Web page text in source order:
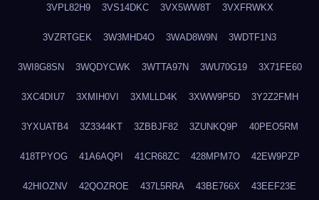
3VPL82H9 3VS14DKC 3VX5WW8T 3VXFRWKX
3VZRTGEK 3W3MHD4O 3WAD8W9N 3WDTF1N3
3WI8G8SN 3WQDYCWK 3WTTA97N 3WU70G19 3X71FE60
3XC4DIU7 3XMIH0VI 3XMLLD4K 3XWW9P5D 3Y2Z2FMH
3YXUATB4 3Z3344KT 3ZBBJF82 3ZUNKQ9P 40PEO5RM
418TPYOG 41A6AQPI 41CR68ZC 428MPM7O 42EW9PZP
42HIOZNV 42QOZROE 437L5RRA 43BE766X 43EEF23E